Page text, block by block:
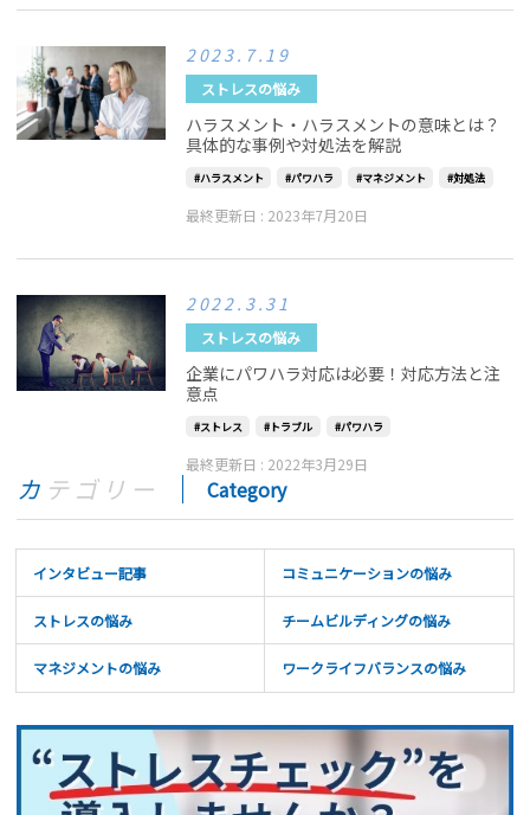
2023.7.19
ストレスの悩み
ハラスメント・ハラスメントの意味とは？
具体的な事例や対処法を解説
ハラスメント パワハラ マネジメント 対処法
最終更新日 : 2023年7月20日
2022.3.31
ストレスの悩み
企業にパワハラ対応は必要！対応方法と注
意点
ストレス トラブル パワハラ
最終更新日 : 2022年3月29日
カテゴリー Category
インタビュー記事 コミュニケーションの悩み
ストレスの悩み チームビルディングの悩み
マネジメントの悩み ワークライフバランスの悩み